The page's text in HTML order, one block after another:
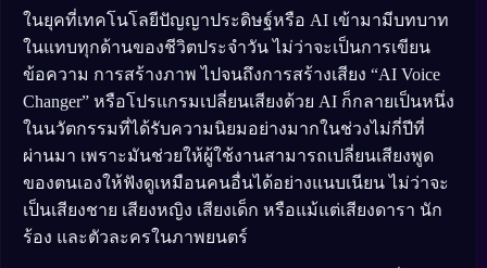
ในยุคที่เทคโนโลยีปัญญาประดิษฐ์หรือ AI เข้ามามีบทบาท
ในแทบทุกด้านของชีวิตประจำวัน ไม่ว่าจะเป็นการเขียน
ข้อความ การสร้างภาพ ไปจนถึงการสร้างเสียง “AI Voice
Changer” หรือโปรแกรมเปลี่ยนเสียงด้วย AI ก็กลายเป็นหนึ่ง
ในนวัตกรรมที่ได้รับความนิยมอย่างมากในช่วงไม่กี่ปีที่
ผ่านมา เพราะมันช่วยให้ผู้ใช้งานสามารถเปลี่ยนเสียงพูด
ของตนเองให้ฟังดูเหมือนคนอื่นได้อย่างแนบเนียน ไม่ว่าจะ
เป็นเสียงชาย เสียงหญิง เสียงเด็ก หรือแม้แต่เสียงดารา นัก
ร้อง และตัวละครในภาพยนตร์